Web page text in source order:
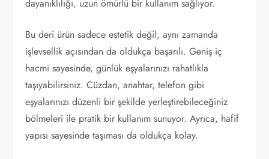
dayanıklılığı, uzun ömürlü bir kullanım sağlıyor.
Bu deri ürün sadece estetik değil, aynı zamanda
işlevsellik açısından da oldukça başarılı. Geniş iç
hacmi sayesinde, günlük eşyalarınızı rahatlıkla
taşıyabilirsiniz. Cüzdan, anahtar, telefon gibi
eşyalarınızı düzenli bir şekilde yerleştirebileceğiniz
bölmeleri ile pratik bir kullanım sunuyor. Ayrıca, hafif
yapısı sayesinde taşıması da oldukça kolay.